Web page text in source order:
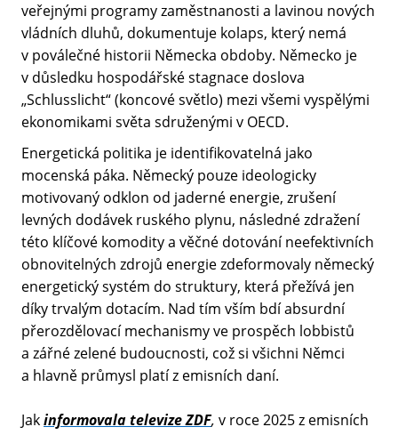
veřejnými programy zaměstnanosti a lavinou nových
vládních dluhů, dokumentuje kolaps, který nemá
v poválečné historii Německa obdoby. Německo je
v důsledku hospodářské stagnace doslova
„Schlusslicht“ (koncové světlo) mezi všemi vyspělými
ekonomikami světa sdruženými v OECD.
Energetická politika je identifikovatelná jako
mocenská páka. Německý pouze ideologicky
motivovaný odklon od jaderné energie, zrušení
levných dodávek ruského plynu, následné zdražení
této klíčové komodity a věčné dotování neefektivních
obnovitelných zdrojů energie zdeformovaly německý
energetický systém do struktury, která přežívá jen
díky trvalým dotacím. Nad tím vším bdí absurdní
přerozdělovací mechanismy ve prospěch lobbistů
a zářné zelené budoucnosti, což si všichni Němci
a hlavně průmysl platí z emisních daní.
Jakinformovala televize ZDF, v roce 2025 z emisních